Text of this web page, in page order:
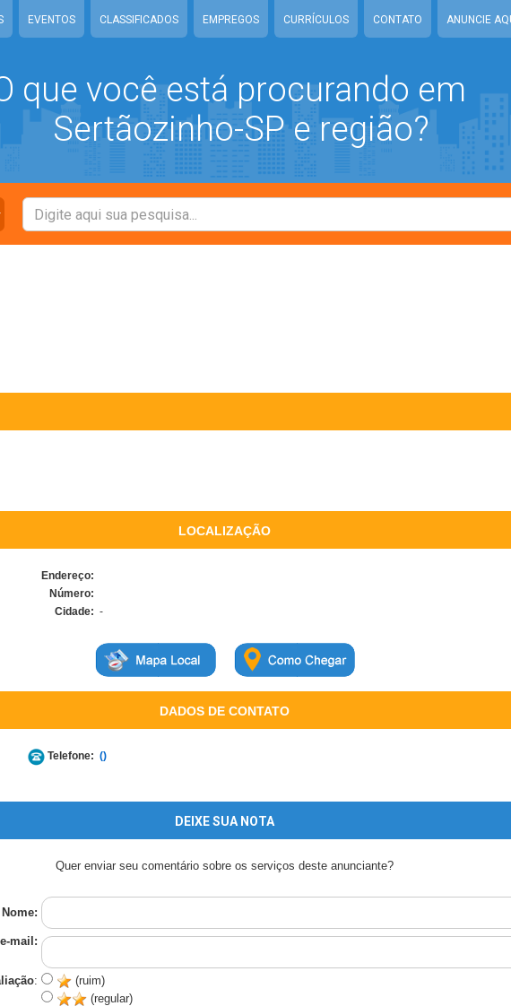
EVENTOS CLASSIFICADOS EMPREGOS CURRÍCULOS CONTATO ANUNCIE
que você está procurando em
Sertãozinho-SP e região?
LOCALIZAÇÃO
Endereço:
Número:
Cidade: -
DADOS DE CONTATO
Telefone: ()
DEIXE SUA NOTA
Quer enviar seu comentário sobre os serviços deste anunciante?
Nome:
e-mail:
:
(ruim)
(regular)